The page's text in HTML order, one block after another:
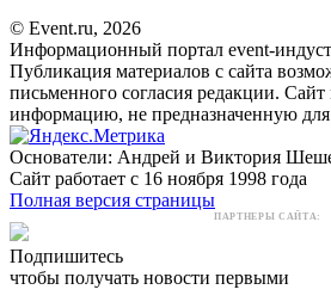
© Event.ru, 2026
Информационный портал event-
Публикация материалов с сайта
письменного согласия редакции.
информацию, не предназначенную
Основатели: Андрей и Виктория
Сайт работает с 16 ноября 1998 года
Полная версия страницы
ПАРТНЕРЫ САЙТА:
Подпишитесь
чтобы получать новости первыми